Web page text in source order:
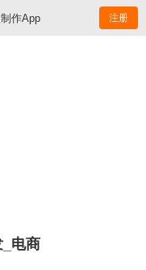
作App 注册
电商